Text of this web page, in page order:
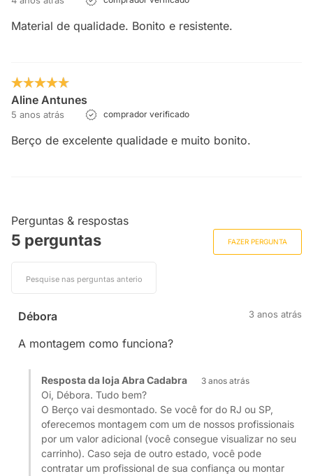
Material de qualidade. Bonito e resistente.
Aline Antunes
5 anos atrás comprador verificado
Berço de excelente qualidade e muito bonito.
Perguntas & respostas
5 perguntas FAZER PERGUNTA
Débora 3 anos atrás
A montagem como funciona?
Resposta da loja Abra Cadabra 3 anos atrás
Oi, Débora. Tudo bem?
O Berço vai desmontado. Se você for do RJ ou SP,
oferecemos montagem com um de nossos profissionais
por um valor adicional (você consegue visualizar no seu
carrinho). Caso seja de outro estado, você pode
contratar um profissional de sua confiança ou montar